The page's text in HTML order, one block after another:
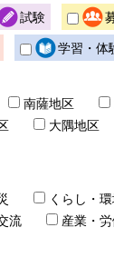
試験
学習・体
南薩地区
大隅地区
くらし・
流
産業・労